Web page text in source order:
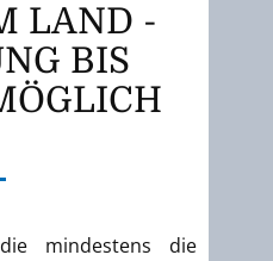
LAND -
BIS
mindestens die